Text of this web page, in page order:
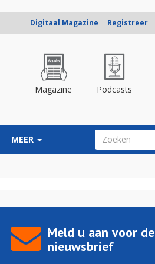
Digitaal Magazine Registreer
Magazine Podcasts
MEER ZOEKVELD
Meld u aan voor de
nieuwsbrief